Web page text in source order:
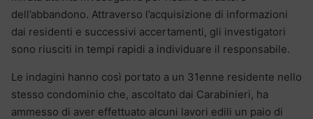
dell’abbandono. Attraverso l’acquisizione di informazioni
dai residenti e successivi accertamenti, gli investigatori
sono riusciti in tempi rapidi a individuare il responsabile.
Le indagini hanno così portato a un 31enne residente nello
stesso condominio che, ascoltato dai Carabinieri, ha
ammesso di aver effettuato alcuni lavori edili un paio di